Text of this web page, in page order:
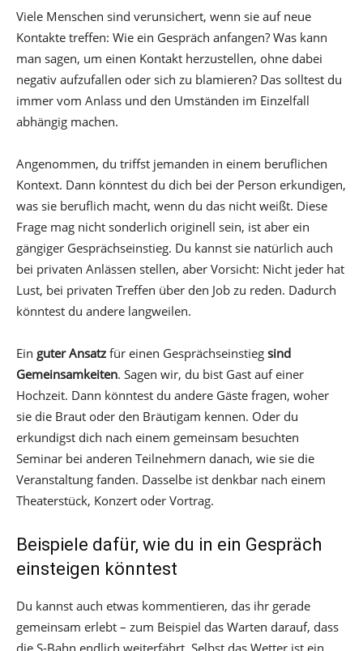
Viele Menschen sind verunsichert, wenn sie auf neue
Kontakte treffen: Wie ein Gespräch anfangen? Was kann
man sagen, um einen Kontakt herzustellen, ohne dabei
negativ aufzufallen oder sich zu blamieren? Das solltest du
immer vom Anlass und den Umständen im Einzelfall
abhängig machen.
Angenommen, du triffst jemanden in einem beruflichen
Kontext. Dann könntest du dich bei der Person erkundigen,
was sie beruflich macht, wenn du das nicht weißt. Diese
Frage mag nicht sonderlich originell sein, ist aber ein
gängiger Gesprächseinstieg. Du kannst sie natürlich auch
bei privaten Anlässen stellen, aber Vorsicht: Nicht jeder hat
Lust, bei privaten Treffen über den Job zu reden. Dadurch
könntest du andere langweilen.
Ein guter Ansatz für einen Gesprächseinstieg sind
Gemeinsamkeiten. Sagen wir, du bist Gast auf einer
Hochzeit. Dann könntest du andere Gäste fragen, woher
sie die Braut oder den Bräutigam kennen. Oder du
erkundigst dich nach einem gemeinsam besuchten
Seminar bei anderen Teilnehmern danach, wie sie die
Veranstaltung fanden. Dasselbe ist denkbar nach einem
Theaterstück, Konzert oder Vortrag.
Beispiele dafür, wie du in ein Gespräch
einsteigen könntest
Du kannst auch etwas kommentieren, das ihr gerade
gemeinsam erlebt – zum Beispiel das Warten darauf, dass
die S-Bahn endlich weiterfährt. Selbst das Wetter ist ein